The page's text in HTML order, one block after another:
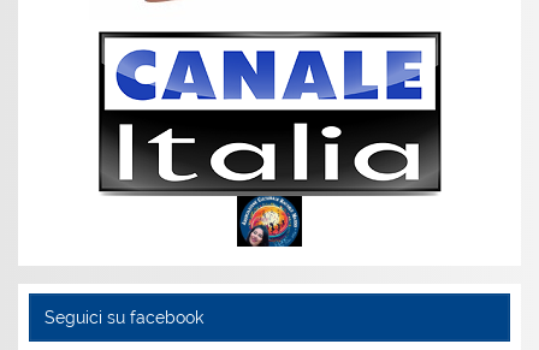
Seguici su facebook